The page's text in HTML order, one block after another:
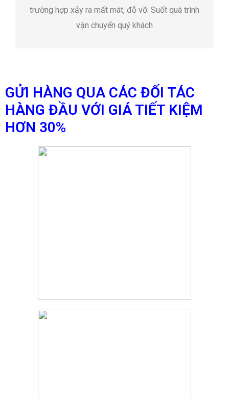
trường hợp xảy ra mất mát, đỗ vỡ. Suốt quá trình
vận chuyển quý khách
GỬI HÀNG QUA CÁC ĐỐI TÁC
HÀNG ĐẦU VỚI GIÁ TIẾT KIỆM
HƠN 30%